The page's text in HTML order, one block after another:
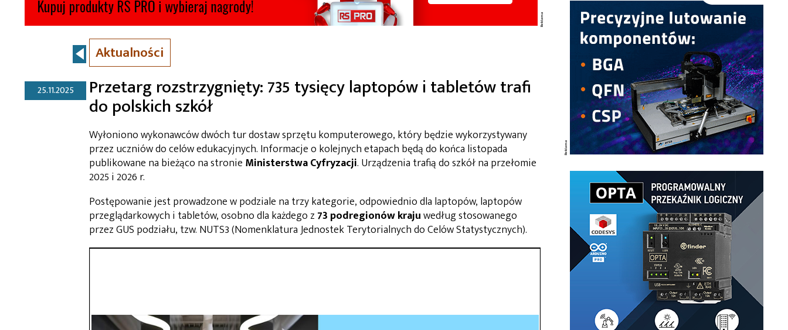
Aktualności
25.11.2025 Przetarg rozstrzygnięty: 735 tysięcy laptopów i tabletów trafi
do polskich szkół
Wyłoniono wykonawców dwóch tur dostaw sprzętu komputerowego, który będzie wykorzystywany
przez uczniów do celów edukacyjnych. Informacje o kolejnych etapach będą do końca listopada
publikowane na bieżąco na stronie Ministerstwa Cyfryzacji. Urządzenia trafią do szkół na przełomie
2025 i 2026 r.
Postępowanie jest prowadzone w podziale na trzy kategorie, odpowiednio dla laptopów, laptopów
przeglądarkowych i tabletów, osobno dla każdego z 73 podregionów krajuwedług stosowanego
przez GUS podziału, tzw. NUTS3 (Nomenklatura Jednostek Terytorialnych do Celów Statystycznych).